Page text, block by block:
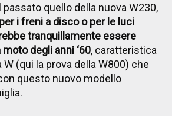
quello della nuova W230,
i freni a disco o per le luci
tranquillamente essere
degli anni ‘60, caratteristica
W (qui la prova della W800) che
questo nuovo modello